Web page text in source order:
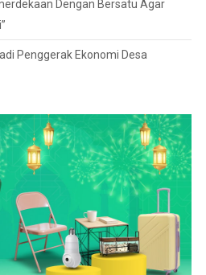
Dengan Bersatu Agar
Penggerak Ekonomi Desa